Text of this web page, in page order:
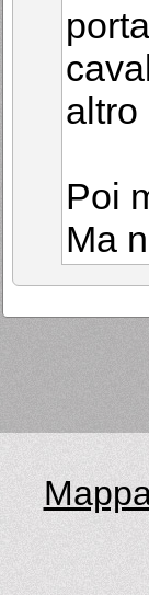
altro
Poi
Ma